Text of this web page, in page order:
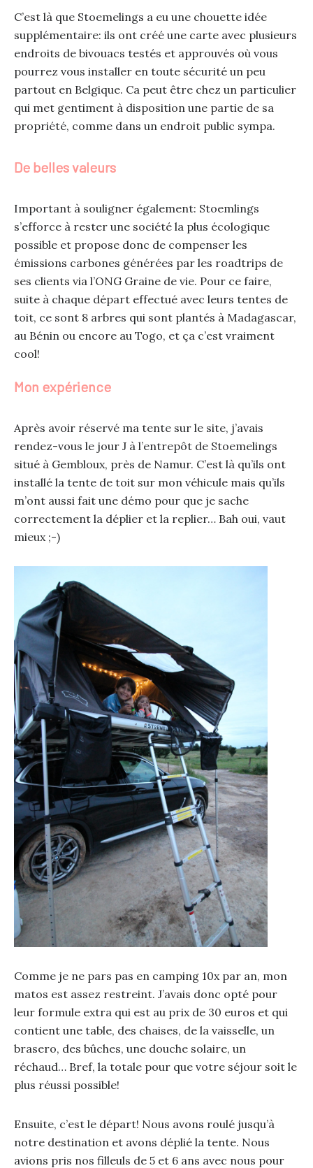
C’est là que Stoemelings a eu une chouette idée
supplémentaire: ils ont créé une carte avec plusieurs
endroits de bivouacs testés et approuvés où vous
pourrez vous installer en toute sécurité un peu
partout en Belgique. Ca peut être chez un particulier
qui met gentiment à disposition une partie de sa
propriété, comme dans un endroit public sympa.
De belles valeurs
Important à souligner également: Stoemlings
s’efforce à rester une société la plus écologique
possible et propose donc de compenser les
émissions carbones générées par les roadtrips de
ses clients via l’ONG Graine de vie. Pour ce faire,
suite à chaque départ effectué avec leurs tentes de
toit, ce sont 8 arbres qui sont plantés à Madagascar,
au Bénin ou encore au Togo, et ça c’est vraiment
cool!
Mon expérience
Après avoir réservé ma tente sur le site, j’avais
rendez-vous le jour J à l’entrepôt de Stoemelings
situé à Gembloux, près de Namur. C’est là qu’ils ont
installé la tente de toit sur mon véhicule mais qu’ils
m’ont aussi fait une démo pour que je sache
correctement la déplier et la replier… Bah oui, vaut
mieux ;-)
Comme je ne pars pas en camping 10x par an, mon
matos est assez restreint. J’avais donc opté pour
leur formule extra qui est au prix de 30 euros et qui
contient une table, des chaises, de la vaisselle, un
brasero, des bûches, une douche solaire, un
réchaud… Bref, la totale pour que votre séjour soit le
plus réussi possible!
Ensuite, c’est le départ! Nous avons roulé jusqu’à
notre destination et avons déplié la tente. Nous
avions pris nos filleuls de 5 et 6 ans avec nous pour